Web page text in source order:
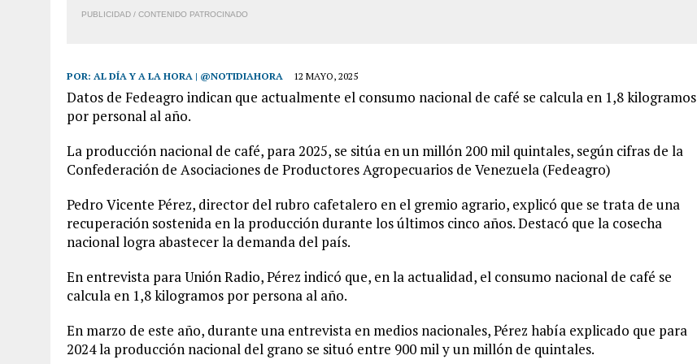
PUBLICIDAD / CONTENIDO PATROCINADO
POR: AL DÍA Y A LA HORA | @NOTIDIAHORA 12 MAYO, 2025
Datos de Fedeagro indican que actualmente el consumo nacional de café se calcula en 1,8 kilogramos
por personal al año.
La producción nacional de café, para 2025, se sitúa en un millón 200 mil quintales, según cifras de la
Confederación de Asociaciones de Productores Agropecuarios de Venezuela (Fedeagro)
Pedro Vicente Pérez, director del rubro cafetalero en el gremio agrario, explicó que se trata de una
recuperación sostenida en la producción durante los últimos cinco años. Destacó que la cosecha
nacional logra abastecer la demanda del país.
En entrevista para Unión Radio, Pérez indicó que, en la actualidad, el consumo nacional de café se
calcula en 1,8 kilogramos por persona al año.
En marzo de este año, durante una entrevista en medios nacionales, Pérez había explicado que para
2024 la producción nacional del grano se situó entre 900 mil y un millón de quintales.